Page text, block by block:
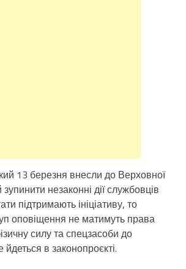
13 березня внесли до Верховної
незаконні дії службовців
підтримають ініціативу, то
оповіщення не матимуть права
силу та спецзасоби до
в законопроєкті.